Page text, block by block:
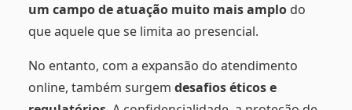
um campo de atuação muito mais amplo do
que aquele que se limita ao presencial.
No entanto, com a expansão do atendimento
online, também surgem desafios éticos e